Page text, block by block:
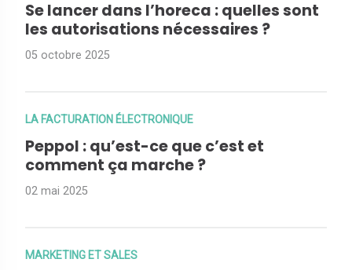
Se lancer dans l’horeca : quelles sont
les autorisations nécessaires ?
05 octobre 2025
LA FACTURATION ÉLECTRONIQUE
Peppol : qu’est-ce que c’est et
comment ça marche ?
02 mai 2025
MARKETING ET SALES